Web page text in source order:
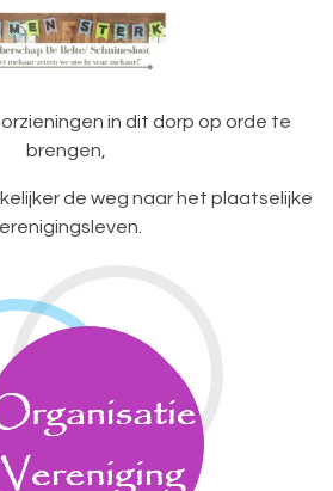
in dit dorp op orde te
brengen,
de weg naar het plaatselijke